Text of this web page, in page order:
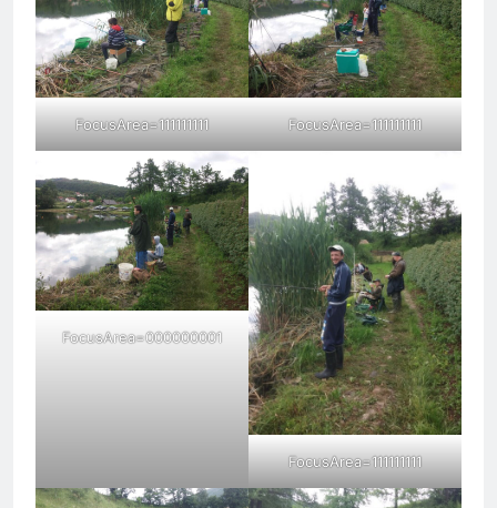
FocusArea=111111111 FocusArea=111111111
FocusArea=000000001
FocusArea=111111111